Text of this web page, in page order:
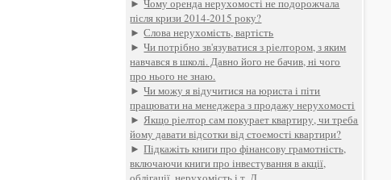
►Чому оренда нерухомості не подорожчала
після кризи 2014-2015 року?
►Слова нерухомість, вартість
►Чи потрібно зв'язуватися з ріелтором, з яким
навчався в школі. Давно його не бачив, ні чого
про нього не знаю.
►Чи можу я відучитися на юриста і піти
працювати на менеджера з продажу нерухомості
►Якщо ріелтор сам покурает квартиру, чи треба
йому давати відсотки від стоемості квартири?
►Підкажіть книги про фінансову грамотність,
включаючи книги про інвестування в акції,